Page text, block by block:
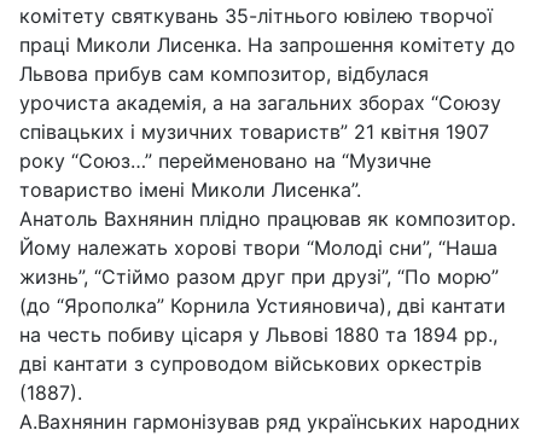
комітету святкувань 35-літнього ювілею творчої
праці Миколи Лисенка. На запрошення комітету до
Львова прибув сам композитор, відбулася
урочиста академія, а на загальних зборах “Союзу
співацьких і музичних товариств” 21 квітня 1907
року “Союз…” перейменовано на “Музичне
товариство імені Миколи Лисенка”.
Анатоль Вахнянин плідно працював як композитор.
Йому належать хорові твори “Молоді сни”, “Наша
жизнь”, “Стіймо разом друг при друзі”, “По морю”
(до “Ярополка” Корнила Устияновича), дві кантати
на честь побиву цісаря у Львові 1880 та 1894 рр.,
дві кантати з супроводом військових оркестрів
(1887).
А.Вахнянин гармонізував ряд українських народних